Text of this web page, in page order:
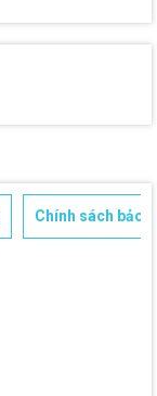
Chính sách bảo